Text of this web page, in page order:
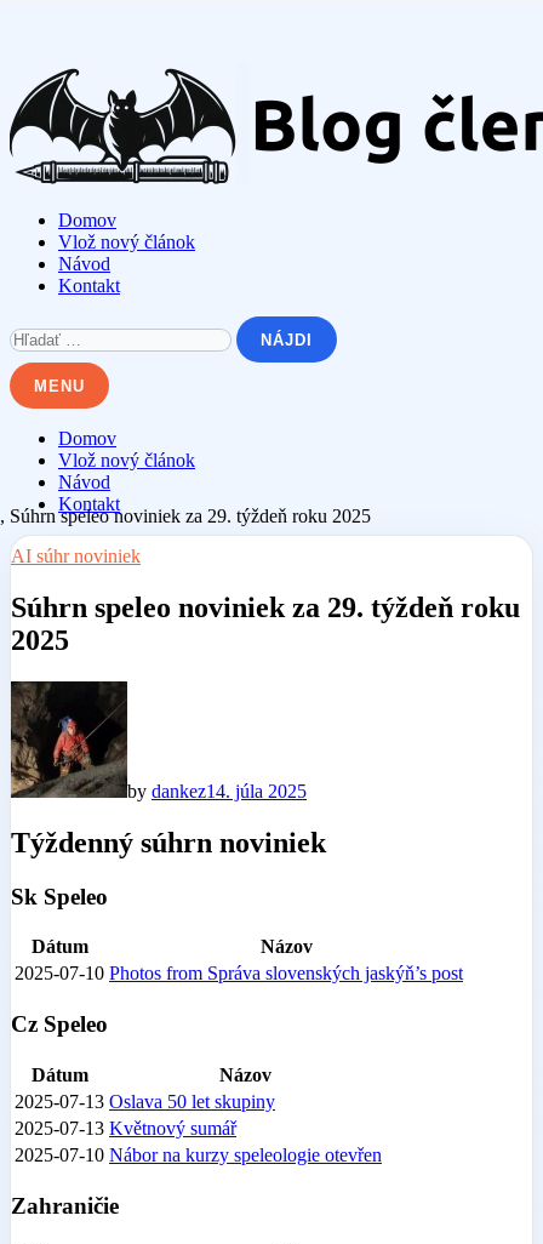
Domov
Vlož nový článok
Návod
Kontakt
Hľadať:
MENU
Domov
Vlož nový článok
Návod
Kontakt
AI súhr noviniek
Súhrn speleo noviniek za 29. týždeň roku
2025
by dankez14. júla 2025
Týždenný súhrn noviniek
Sk Speleo
Dátum
Názov
2025-07-10 Photos from Správa slovenských jaskýň’s post
Cz Speleo
Dátum
Názov
2025-07-13 Oslava 50 let skupiny
2025-07-13 Květnový sumář
2025-07-10 Nábor na kurzy speleologie otevřen
Zahraničie